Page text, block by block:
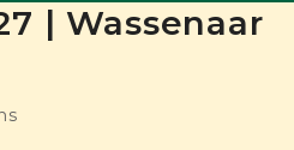
| Wassenaar